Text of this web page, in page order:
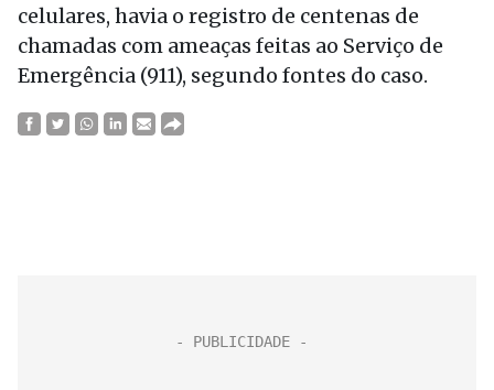
celulares, havia o registro de centenas de
chamadas com ameaças feitas ao Serviço de
Emergência (911), segundo fontes do caso.